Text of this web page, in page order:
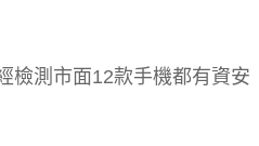
檢測市面12款手機都有資安